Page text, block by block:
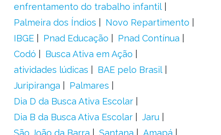
enfrentamento do trabalho infantil
Palmeira dos Índios
Novo Repartimento
IBGE
Pnad Educação
Pnad Contínua
Codó
Busca Ativa em Ação
atividades lúdicas
BAE pelo Brasil
Juripiranga
Palmares
Dia D da Busca Ativa Escolar
Dia B da Busca Ativa Escolar
Jaru
São João da Barra
Santana Amapá